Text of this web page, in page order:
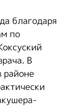
благодаря
по
В
районе